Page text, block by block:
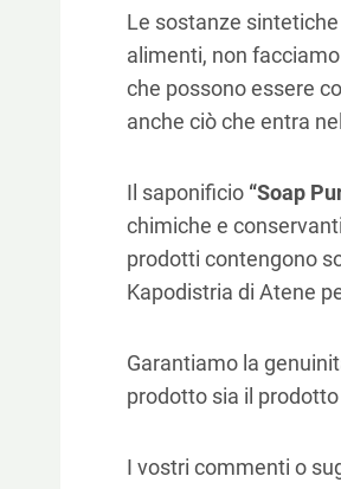
Le sostanze
alimenti, non
che possono essere
anche ciò che entra
Il saponificio “Soap
chimiche e
prodotti contengono
Kapodistria di Atene
Garantiamo la
prodotto sia il
I vostri commenti o